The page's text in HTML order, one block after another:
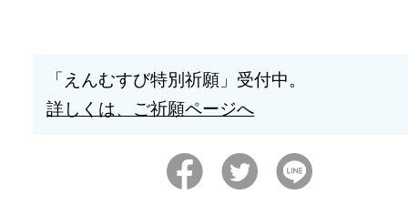
「えんむすび特別祈願」受付中。
詳しくは、ご祈願ページへ